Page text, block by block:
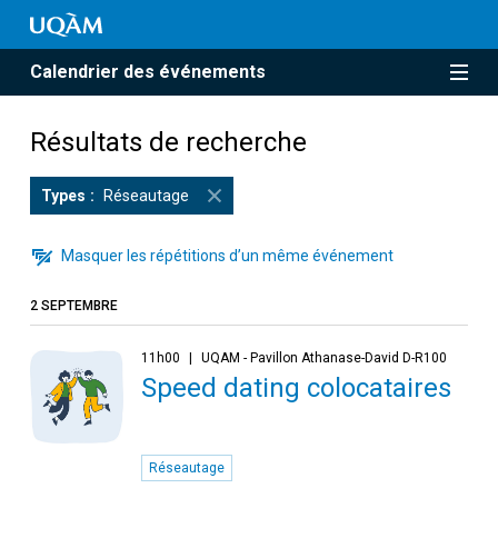
Calendrier des événements
Résultats de recherche
Types Réseautage
Masquer les répétitions d’un même événement
2 SEPTEMBRE
11h00 UQAM - Pavillon Athanase-David D-R100
Speed dating colocataires
Réseautage